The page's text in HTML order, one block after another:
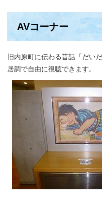
AVコーナー
旧内原町に伝わる昔話「だい
居調で自由に視聴できます。